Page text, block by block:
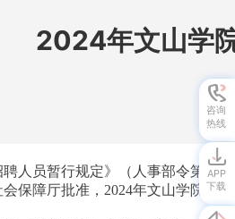
2024年文山学
人员暂行规定》（人事部令第6
保障厅批准，2024年文山学院面
咨询
热线
APP
下载